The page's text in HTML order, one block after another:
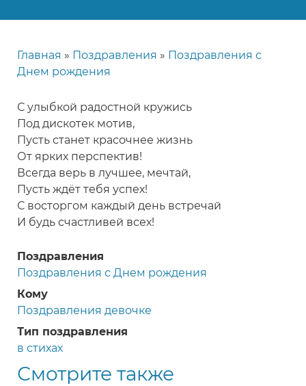
Строка
Главная Поздравления
Поздравления с
Днем рождения
С улыбкой радостной кружись
Под дискотек мотив,
Пусть станет красочнее жизнь
От ярких перспектив!
Всегда верь в лучшее, мечтай,
Пусть ждёт тебя успех!
С восторгом каждый день встречай
И будь счастливей всех!
Поздравления
Поздравления с Днем рождения
Кому
Поздравления девочке
Тип поздравления
в стихах
Смотрите также